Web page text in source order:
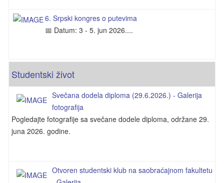
6. Srpski kongres o putevima
📅 Datum: 3 - 5. jun 2026....
Studentski život
Svečana dodela diploma (29.6.2026.) - Galerija
fotografija
Pogledajte fotografije sa svečane dodele diploma, održane 29.
juna 2026. godine.
Otvoren studentski klub na saobraćajnom fakultetu